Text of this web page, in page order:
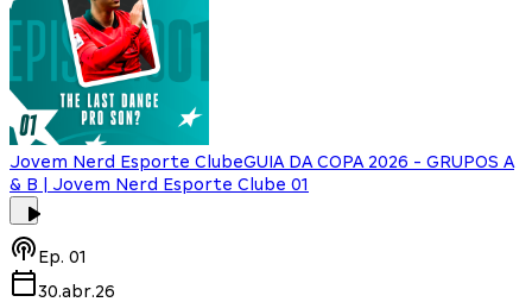
Jovem Nerd Esporte ClubeGUIA DA COPA 2026 - GRUPOS A
& B | Jovem Nerd Esporte Clube 01
Ep. 01
30.abr.26